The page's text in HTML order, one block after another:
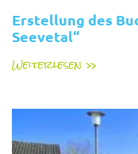
Erstellung des
Seevetal“
Weiterlesen »